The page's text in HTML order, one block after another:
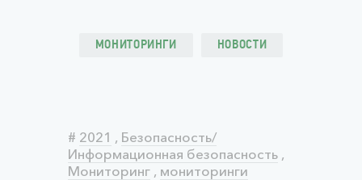
МОНИТОРИНГИ НОВОСТИ
# 2021 , Безопасность/
Информационная безопасность ,
Мониторинг , мониторинги